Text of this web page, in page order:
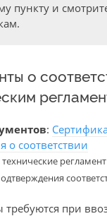
пункту и
о
:
о соответствии
при